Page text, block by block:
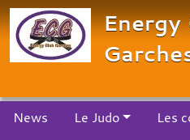
Energy
News Le Judo Les
Panneau de gestion des cookies